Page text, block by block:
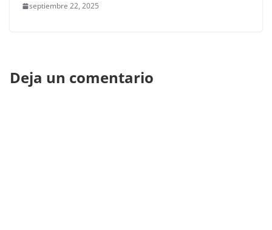
septiembre 22, 2025
Deja un comentario